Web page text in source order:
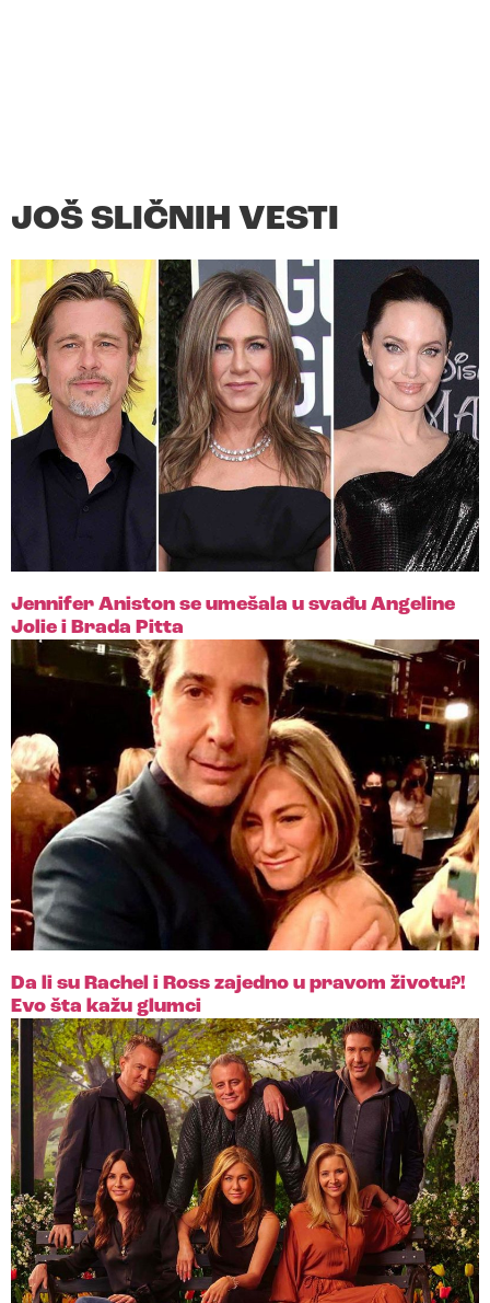
JOŠ SLIČNIH VESTI
Jennifer Aniston se umešala u svađu Angeline
Jolie i Brada Pitta
Da li su Rachel i Ross zajedno u pravom životu?!
Evo šta kažu glumci